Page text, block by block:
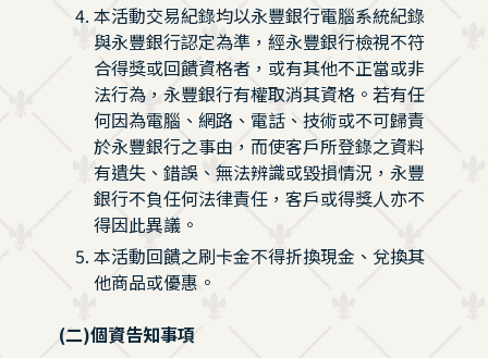
本活動交易紀錄均以永豐銀行電腦系統紀錄
與永豐銀行認定為準，經永豐銀行檢視不符
合得獎或回饋資格者，或有其他不正當或非
法行為，永豐銀行有權取消其資格。若有任
何因為電腦、網路、電話、技術或不可歸責
於永豐銀行之事由，而使客戶所登錄之資料
有遺失、錯誤、無法辨識或毀損情況，永豐
銀行不負任何法律責任，客戶或得獎人亦不
得因此異議。
本活動回饋之刷卡金不得折換現金、兌換其
他商品或優惠。
(二)個資告知事項